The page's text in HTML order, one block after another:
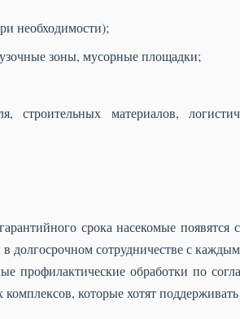
необходимости);
зоны, мусорные площадки;
строительных материалов,
срока насекомые
долгосрочном сотрудничестве с
профилактические обработки по
которые хотят